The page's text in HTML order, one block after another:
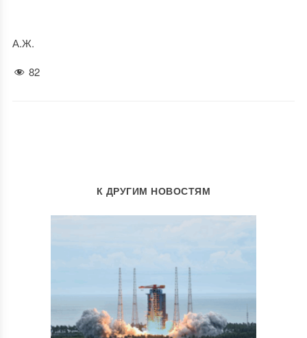
А.Ж.
82
К ДРУГИМ НОВОСТЯМ